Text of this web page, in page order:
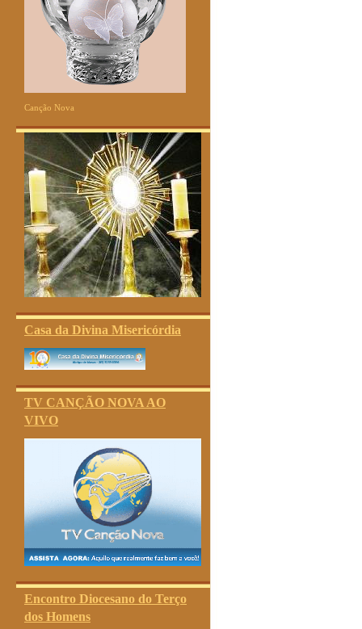
Canção Nova
Casa da Divina Misericórdia
TV CANÇÃO NOVA AO
VIVO
Encontro Diocesano do Terço
dos Homens